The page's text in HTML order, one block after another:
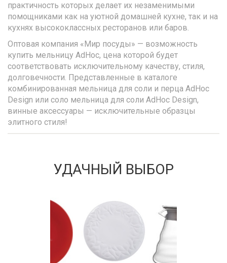
практичность которых делает их незаменимыми
помощниками как на уютной домашней кухне, так и на
кухнях высококлассных ресторанов или баров.
Оптовая компания «Мир посуды» — возможность
купить мельницу AdHoc, цена которой будет
соответствовать исключительному качеству, стиля,
долговечности. Представленные в каталоге
комбинированная мельница для соли и перца AdHoc
Design или соло мельница для соли AdHoc Design,
винные аксессуары — исключительные образцы
элитного стиля!
УДАЧНЫЙ ВЫБОР